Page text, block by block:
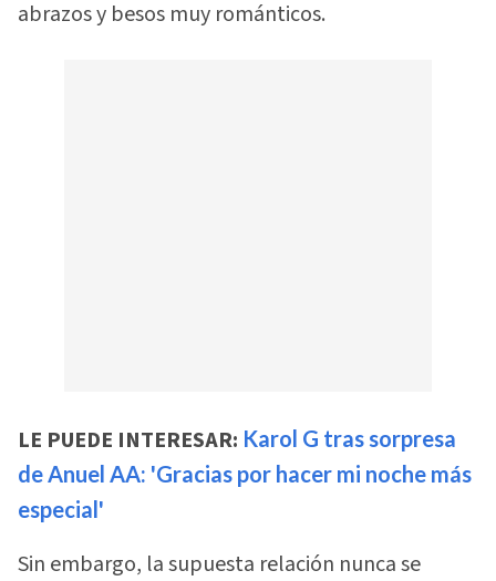
abrazos y besos muy románticos.
LE PUEDE INTERESAR: Karol G tras sorpresa
de Anuel AA: 'Gracias por hacer mi noche más
especial'
Sin embargo, la supuesta relación nunca se